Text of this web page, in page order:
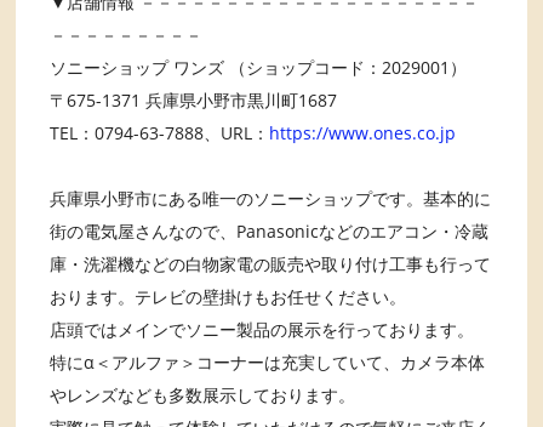
－－－－－－－－－
ソニーショップ ワンズ （ショップコード：2029001）
〒675-1371 兵庫県小野市黒川町1687
TEL：0794-63-7888、URL： https://www.ones.co.jp
兵庫県小野市にある唯一のソニーショップです。基本的に
街の電気屋さんなので、Panasonicなどのエアコン・冷蔵
庫・洗濯機などの白物家電の販売や取り付け工事も行って
おります。テレビの壁掛けもお任せください。
店頭ではメインでソニー製品の展示を行っております。
特にα＜アルファ＞コーナーは充実していて、カメラ本体
やレンズなども多数展示しております。